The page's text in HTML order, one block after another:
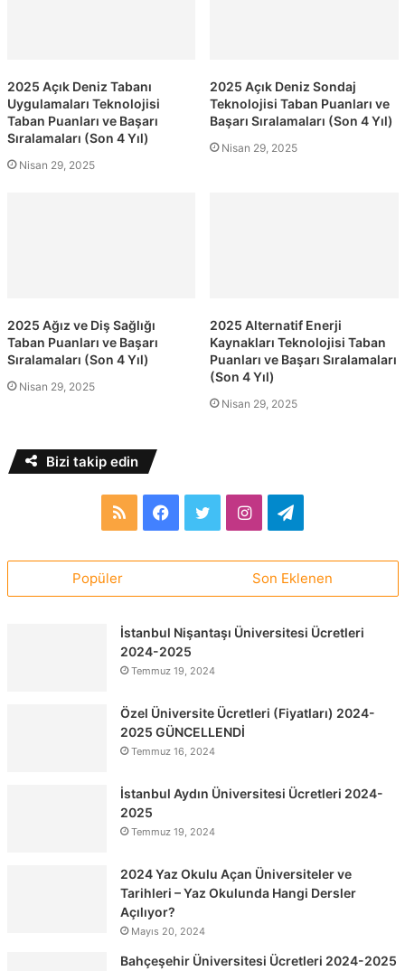
2025 Açık Deniz Tabanı
Uygulamaları Teknolojisi
Taban Puanları ve Başarı
Sıralamaları (Son 4 Yıl)
Nisan 29, 2025
2025 Açık Deniz Sondaj
Teknolojisi Taban Puanları ve
Başarı Sıralamaları (Son 4 Yıl)
Nisan 29, 2025
2025 Ağız ve Diş Sağlığı
Taban Puanları ve Başarı
Sıralamaları (Son 4 Yıl)
Nisan 29, 2025
2025 Alternatif Enerji
Kaynakları Teknolojisi Taban
Puanları ve Başarı Sıralamaları
(Son 4 Yıl)
Nisan 29, 2025
Bizi takip edin
RSS Facebook
TwitterInstagramTelegram
Popüler Son Eklenen
İstanbul Nişantaşı Üniversitesi Ücretleri
2024-2025
Temmuz 19, 2024
Özel Üniversite Ücretleri (Fiyatları) 2024-
2025 GÜNCELLENDİ
Temmuz 16, 2024
İstanbul Aydın Üniversitesi Ücretleri 2024-
2025
Temmuz 19, 2024
2024 Yaz Okulu Açan Üniversiteler ve
Tarihleri – Yaz Okulunda Hangi Dersler
Açılıyor?
Mayıs 20, 2024
Bahçeşehir Üniversitesi Ücretleri 2024-2025